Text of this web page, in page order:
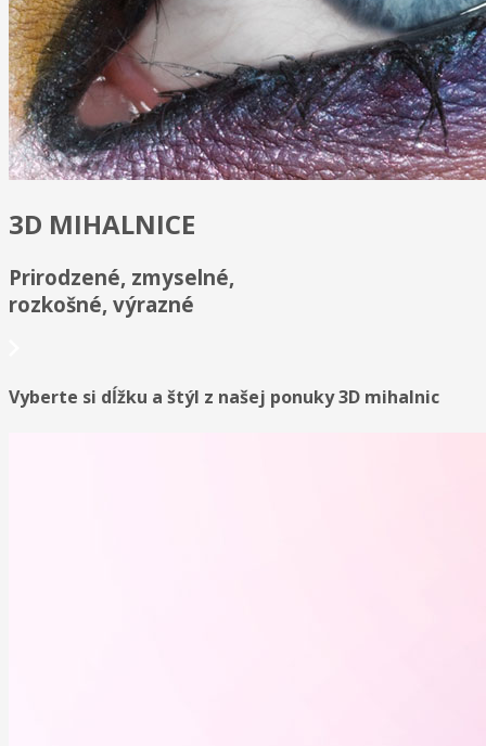
3D MIHALNICE
Prirodzené, zmyselné,
rozkošné, výrazné
Vyberte si dĺžku a štýl z našej ponuky 3D mihalnic